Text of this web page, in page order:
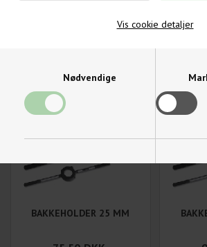
Vis cookie detaljer
Nødvendige
Funktionelle
BAKKEHOLDER 25 MM